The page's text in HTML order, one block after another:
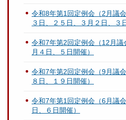
令和8年第1回定例会（2月議
３日、２５日、３月２日、３
令和7年第2回定例会（12月
月４日、５日開催）
令和7年第2回定例会（9月議
８日、１９日開催）
令和7年第1回定例会（6月議
日、６日開催）